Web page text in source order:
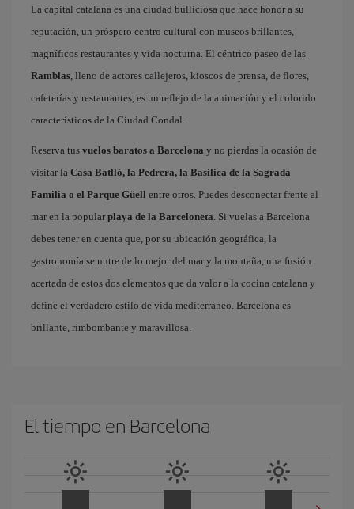
La capital catalana es una ciudad bulliciosa que hace honor a su
reputación, un próspero centro cultural con museos brillantes,
magníficos restaurantes y vida nocturna. El céntrico paseo de las
Ramblas, lleno de actores callejeros, kioscos de prensa, de flores,
cafeterías y restaurantes, es un reflejo de la animación y el colorido
característicos de la Ciudad Condal.
Reserva tus vuelos baratos a Barcelona y no pierdas la ocasión de
visitar la Casa Batlló, la Pedrera, la Basílica de la Sagrada
Familia o el Parque Güell entre otros. Puedes desconectar frente al
mar en la popular playa de la Barceloneta. Si vuelas a Barcelona
debes tener en cuenta que, por su ubicación geográfica, la
gastronomía se nutre de lo mejor del mar y la montaña, una fusión
acertada de estos dos elementos que da valor a la cocina catalana y
define el verdadero estilo de vida mediterráneo. Barcelona es
brillante, rimbombante y maravillosa.
El tiempo en Barcelona